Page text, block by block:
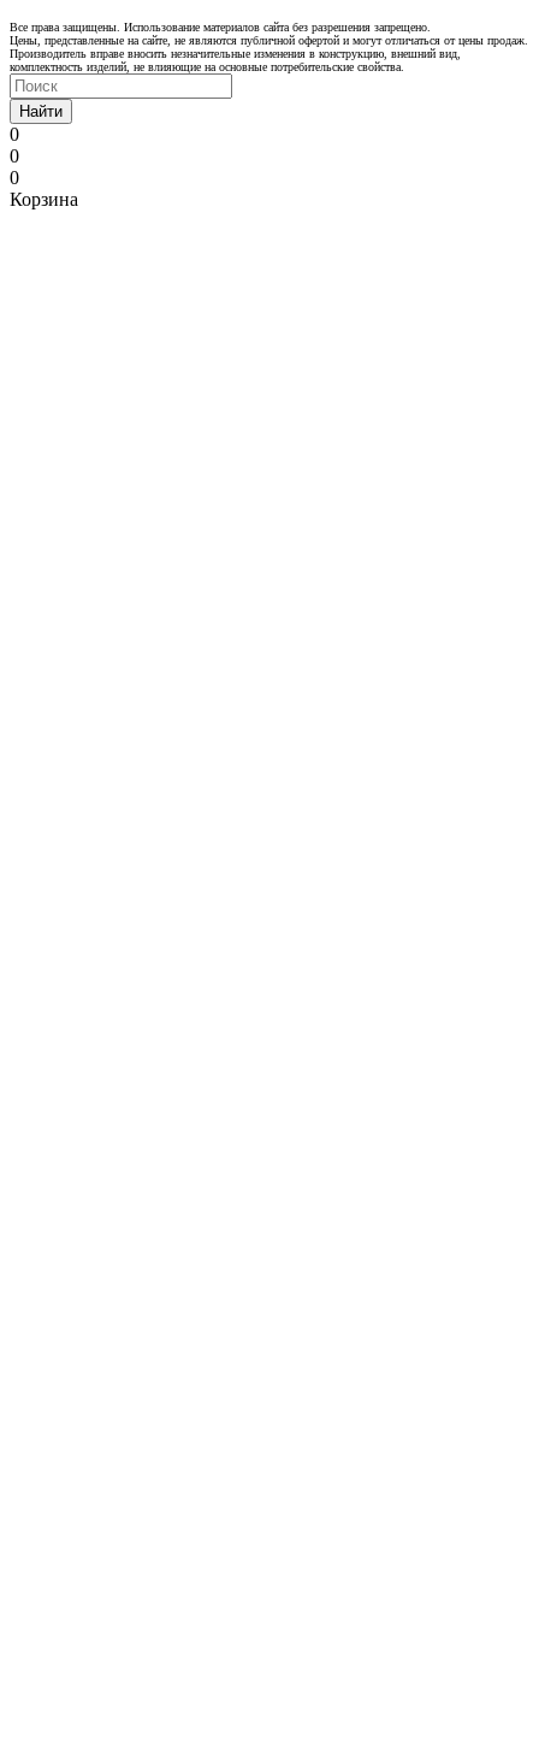
Все права защищены. Использование материалов сайта без разрешения запрещено.
Цены, представленные на сайте, не являются публичной офертой и могут отличаться от цены продаж.
Производитель вправе вносить незначительные изменения в конструкцию, внешний вид,
комплектность изделий, не влияющие на основные потребительские свойства.
Найти
0
0
0
Корзина